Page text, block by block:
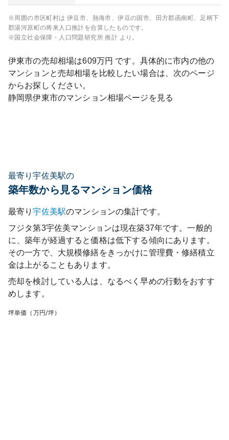
※周囲の市区町村は 伊豆市、熱海市、伊豆の国市、田方郡函南町、足柄下
郡湯河原町の将来人口推計を合算したものです。
※国立社会保障・人口問題研究所 推計 より。
伊東市の売却相場は609万円 です。具体的に市内の他の
マンションと売却相場を比較したい場合は、次のページ
からお探しください。
静岡県伊東市のマンション相場ページを見る
最寄り宇佐美駅の
築年数から見るマンション価格
最寄り宇佐美駅のマンションの集計です。
フジタ第3宇佐美マンションは現在築37年です。一般的
に、築年が経過すると価格は低下する傾向にあります。
その一方で、大規模修繕をきっかけに管理費・修繕積立
金は上がることもあります。
売却を検討している人は、なるべく早めの行動をおすす
めします。
坪単価（万円/坪）